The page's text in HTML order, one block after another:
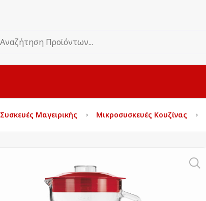
Συσκευές Μαγειρικής Μικροσυσκευές Κουζίνας